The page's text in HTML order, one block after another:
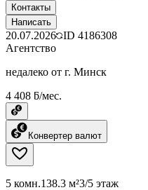
Контакты
Написать
20.07.2026 ID 4186308
Агентство
недалеко от г. Минск
4 408 ƃ/мес.
Конвертер валют
5 комн.138.3 м²3/5 этаж